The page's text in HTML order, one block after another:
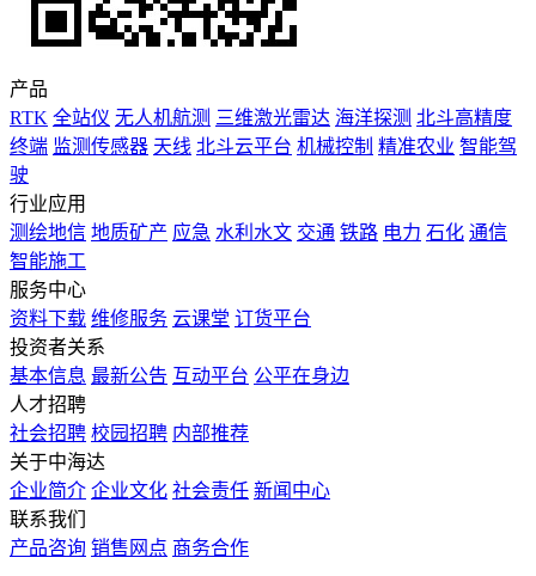
产品
RTK 全站仪 无人机航测 三维激光雷达 海洋探测 北斗高精度
终端 监测传感器 天线 北斗云平台 机械控制 精准农业 智能驾
驶
行业应用
测绘地信 地质矿产 应急 水利水文 交通 铁路 电力 石化 通信
智能施工
服务中心
资料下载 维修服务 云课堂 订货平台
投资者关系
基本信息 最新公告 互动平台 公平在身边
人才招聘
社会招聘 校园招聘 内部推荐
关于中海达
企业简介 企业文化 社会责任 新闻中心
联系我们
产品咨询 销售网点 商务合作